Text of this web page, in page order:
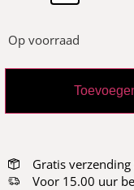
Op voorraad
Gratis
Voor 15.00 uur